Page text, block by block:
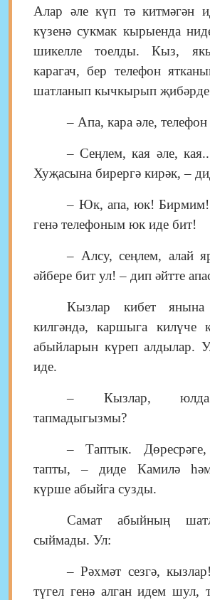
Алар әле күп тә китмәгән
күзенә сукмак кырыенда
шикелле тоелды. Кыз,
карагач, бер телефон
шатланып кычкырып
– Апа, кара әле,
– Сеңлем, кая әле,
Хуҗасына бирергә кирәк, –
– Юк, апа, юк!
генә телефоным юк иде бит!
– Алсу, сеңлем, алай
әйбере бит ул! – дип әйтте
Кызлар кибет
килгәндә, каршыга килүче
абыйларын күреп алдылар.
иде.
– Кызлар, юлда
тапмадыгызмы?
– Таптык.
тапты, – диде Камилә
күрше абыйга сузды.
Самат абыйның
сыймады. Ул:
– Рәхмәт сезгә,
түгел генә алган идем шул,